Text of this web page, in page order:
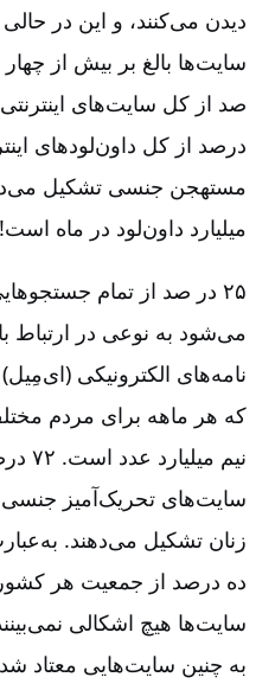
دیدن می‌کنند، و این در
سایت‌ها بالغ بر بیش از
درصد از کل داون‌لودهای
مستهجن جنسی تشکیل
میلیارد داون‌لود در ماه
۲۵ در صد از تمام
می‌شود به نوعی در ارتباط
نامه‌های الکترونیکی
که هر ماهه برای مردم
نیم
زنان تشکیل می‌دهند.
ده درصد از جمعیت هر کشور
سایت‌ها هیچ اشکالی
به چنین سایت‌هایی معتاد